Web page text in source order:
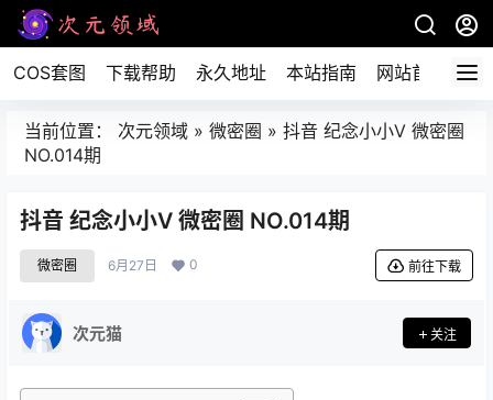
COS套图 下载帮助 永久地址 本站指南 网站首页
当前位置： 次元领域 » 微密圈 » 抖音 纪念小小V 微密圈
NO.014期
抖音 纪念小小V 微密圈 NO.014期
微密圈 6月27日 0 前往下载
次元猫 关注